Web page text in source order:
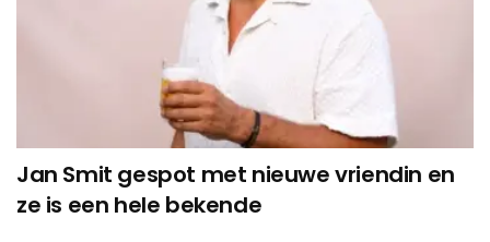
Jan Smit gespot met nieuwe vriendin en
ze is een hele bekende